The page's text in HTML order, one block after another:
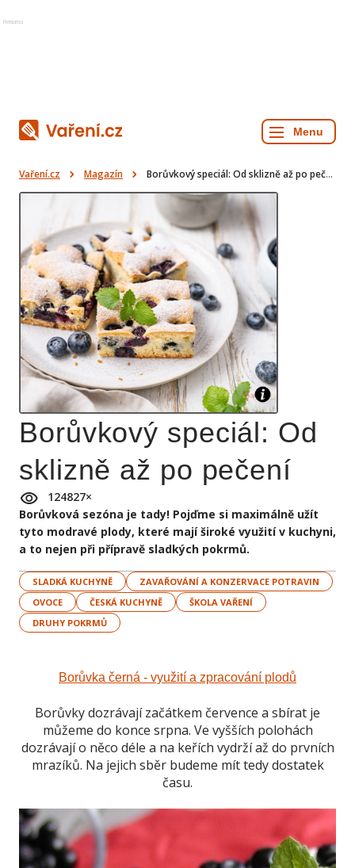
Reklama
Vaření.cz Magazín Borůvkový speciál: Od sklizně až po pečení
Borůvkový speciál: Od
sklizně až po pečení
124827×
Borůvková sezóna je tady! Pojďme si maximálně užít
tyto modravé plody, které mají široké využití v kuchyni,
a to nejen při přípravě sladkých pokrmů.
SLADKÁ KUCHYNĚ
ZAVAŘOVÁNÍ A KONZERVACE POTRAVIN
OVOCE
ČESKÁ KUCHYNĚ
ŠKOLA VAŘENÍ
DRUHY POKRMŮ
Borůvka černá - využití a zpracování plodů
Borůvky dozrávají začátkem července a sbírat je
můžeme do konce srpna. Ve vyšších polohách
dozrávají o něco déle a na keřích vydrží až do prvních
mrazíků. Na jejich sběr budeme mít tedy dostatek
času.